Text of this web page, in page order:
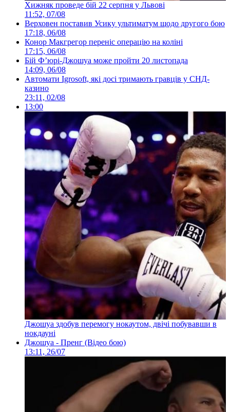
Хижняк проведе бій 22 серпня у Львові
11:52, 07/08
Верховен поставив Усику ультиматум щодо другого бою
17:18, 06/08
Конор Макгрегор переніс операцію на коліні
17:15, 06/08
Бій Ф’юрі-Джошуа може пройти 20 листопада
14:09, 06/08
Автомати Igrosoft, які досі тримають гравців у СНД-
казино
23:11, 02/08
13:00
Джошуа здобув перемогу нокаутом, двічі побувавши в
нокдауні
Джошуа - Пренг (Відео бою)
13:11, 26/07